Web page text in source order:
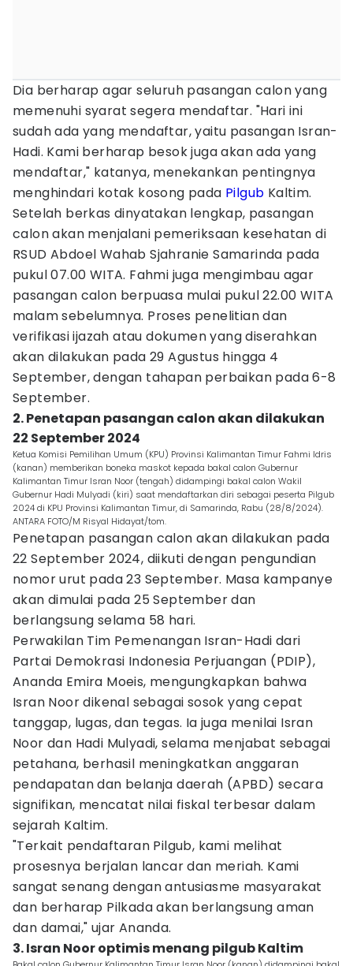
Dia berharap agar seluruh pasangan calon yang
memenuhi syarat segera mendaftar. "Hari ini
sudah ada yang mendaftar, yaitu pasangan Isran-
Hadi. Kami berharap besok juga akan ada yang
mendaftar," katanya, menekankan pentingnya
menghindari kotak kosong pada Pilgub Kaltim.
Setelah berkas dinyatakan lengkap, pasangan
calon akan menjalani pemeriksaan kesehatan di
RSUD Abdoel Wahab Sjahranie Samarinda pada
pukul 07.00 WITA. Fahmi juga mengimbau agar
pasangan calon berpuasa mulai pukul 22.00 WITA
malam sebelumnya. Proses penelitian dan
verifikasi ijazah atau dokumen yang diserahkan
akan dilakukan pada 29 Agustus hingga 4
September, dengan tahapan perbaikan pada 6-8
September.
2. Penetapan pasangan calon akan dilakukan
22 September 2024
Ketua Komisi Pemilihan Umum (KPU) Provinsi Kalimantan Timur Fahmi Idris
(kanan) memberikan boneka maskot kepada bakal calon Gubernur
Kalimantan Timur Isran Noor (tengah) didampingi bakal calon Wakil
Gubernur Hadi Mulyadi (kiri) saat mendaftarkan diri sebagai peserta Pilgub
2024 di KPU Provinsi Kalimantan Timur, di Samarinda, Rabu (28/8/2024).
ANTARA FOTO/M Risyal Hidayat/tom.
Penetapan pasangan calon akan dilakukan pada
22 September 2024, diikuti dengan pengundian
nomor urut pada 23 September. Masa kampanye
akan dimulai pada 25 September dan
berlangsung selama 58 hari.
Perwakilan Tim Pemenangan Isran-Hadi dari
Partai Demokrasi Indonesia Perjuangan (PDIP),
Ananda Emira Moeis, mengungkapkan bahwa
Isran Noor dikenal sebagai sosok yang cepat
tanggap, lugas, dan tegas. Ia juga menilai Isran
Noor dan Hadi Mulyadi, selama menjabat sebagai
petahana, berhasil meningkatkan anggaran
pendapatan dan belanja daerah (APBD) secara
signifikan, mencatat nilai fiskal terbesar dalam
sejarah Kaltim.
"Terkait pendaftaran Pilgub, kami melihat
prosesnya berjalan lancar dan meriah. Kami
sangat senang dengan antusiasme masyarakat
dan berharap Pilkada akan berlangsung aman
dan damai," ujar Ananda.
3. Isran Noor optimis menang pilgub Kaltim